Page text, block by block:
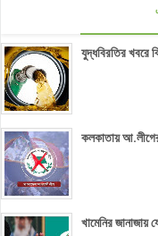
যুদ্ধবিরতির খবরে
কলকাতায়
খামেনির জানাজায়